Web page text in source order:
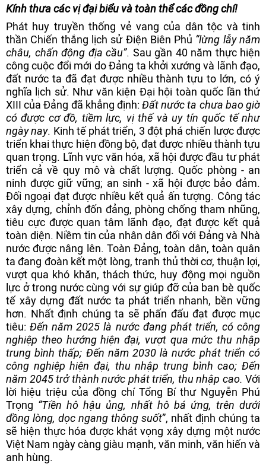
Kính thưa các vị đại biểu và toàn thể các đồng chí!
Phát huy truyền thống vẻ vang của dân tộc và tinh
thần Chiến thắng lịch sử Điện Biên Phủ “lừng lẫy năm
châu, chấn động địa cầu”. Sau gần 40 năm thực hiện
công cuộc đổi mới do Đảng ta khởi xướng và lãnh đạo,
đất nước ta đã đạt được nhiều thành tựu to lớn, có ý
nghĩa lịch sử. Như văn kiện Đại hội toàn quốc lần thứ
XIII của Đảng đã khẳng định:Đất nước ta chưa bao giờ
có được cơ đồ, tiềm lực, vị thế và uy tín quốc tế như
ngày nay. Kinh tế phát triển, 3 đột phá chiến lược được
triển khai thực hiện đồng bộ, đạt được nhiều thành tựu
quan trọng. Lĩnh vực văn hóa, xã hội được đầu tư phát
triển cả về quy mô và chất lượng. Quốc phòng - an
ninh được giữ vững; an sinh - xã hội được bảo đảm.
Đối ngoại đạt được nhiều kết quả ấn tượng. Công tác
xây dựng, chỉnh đốn đảng, phòng chống tham nhũng,
tiêu cực được quan tâm lãnh đạo, đạt được kết quả
toàn diện. Niềm tin của nhân dân đối với Đảng và Nhà
nước được nâng lên. Toàn Đảng, toàn dân, toàn quân
ta đang đoàn kết một lòng, tranh thủ thời cơ, thuận lợi,
vượt qua khó khăn, thách thức, huy động mọi nguồn
lực ở trong nước cùng với sự giúp đỡ của ban bè quốc
tế xây dựng đất nước ta phát triển nhanh, bền vững
hơn. Nhất định chúng ta sẽ phấn đấu đạt được mục
tiêu:Đến năm 2025 là nước đang phát triển, có công
nghiệp theo hướng hiện đại, vượt qua mức thu nhập
trung bình thấp; Đến năm 2030 là nước phát triển có
công nghiệp hiện đại, thu nhập trung bình cao; Đến
năm 2045 trở thành nước phát triển, thu nhập cao. Với
lời hiệu triệu của đồng chí Tổng Bí thư Nguyễn Phú
Trọng “Tiền hô hậu ủng, nhất hô bá ứng, trên dưới
đồng lòng, dọc ngang thông suốt”, nhất định chúng ta
sẽ hiện thực hóa được khát vọng xây dựng một nước
Việt Nam ngày càng giàu mạnh, văn minh, văn hiến và
anh hùng.